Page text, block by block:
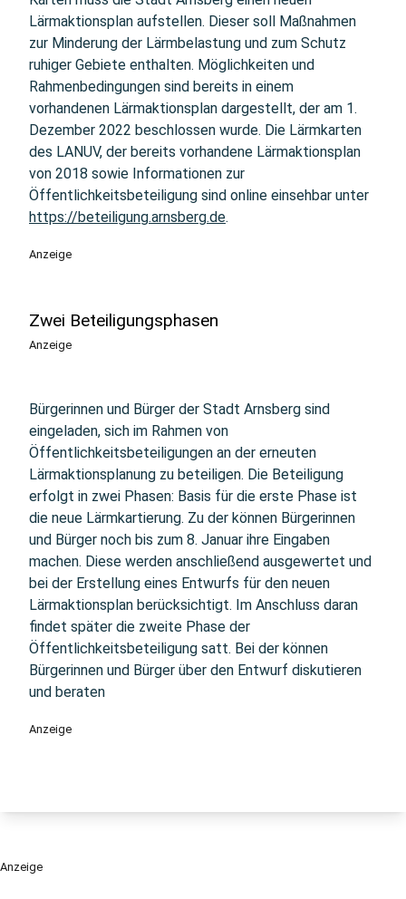
Lärmaktionsplan aufstellen. Dieser soll Maßnahmen
zur Minderung der Lärmbelastung und zum Schutz
ruhiger Gebiete enthalten. Möglichkeiten und
Rahmenbedingungen sind bereits in einem
vorhandenen Lärmaktionsplan dargestellt, der am 1.
Dezember 2022 beschlossen wurde. Die Lärmkarten
des LANUV, der bereits vorhandene Lärmaktionsplan
von 2018 sowie Informationen zur
Öffentlichkeitsbeteiligung sind online einsehbar unter
https://beteiligung.arnsberg.de.
Anzeige
Zwei Beteiligungsphasen
Anzeige
Bürgerinnen und Bürger der Stadt Arnsberg sind
eingeladen, sich im Rahmen von
Öffentlichkeitsbeteiligungen an der erneuten
Lärmaktionsplanung zu beteiligen. Die Beteiligung
erfolgt in zwei Phasen: Basis für die erste Phase ist
die neue Lärmkartierung. Zu der können Bürgerinnen
und Bürger noch bis zum 8. Januar ihre Eingaben
machen. Diese werden anschließend ausgewertet und
bei der Erstellung eines Entwurfs für den neuen
Lärmaktionsplan berücksichtigt. Im Anschluss daran
findet später die zweite Phase der
Öffentlichkeitsbeteiligung satt. Bei der können
Bürgerinnen und Bürger über den Entwurf diskutieren
und beraten
Anzeige
Anzeige